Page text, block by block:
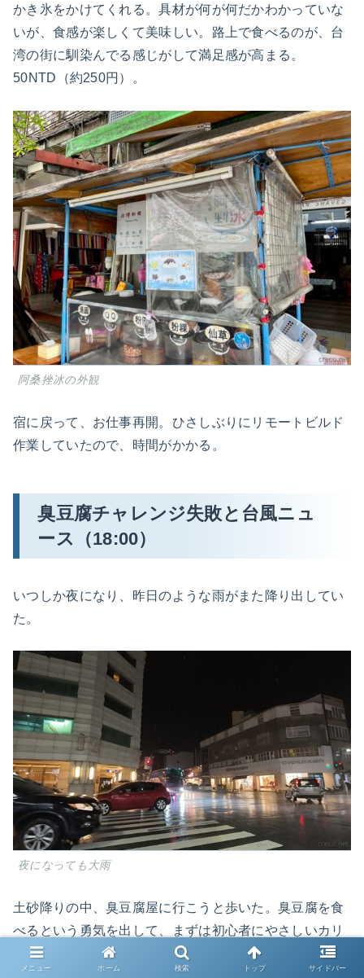
かき氷をかけてくれる。具材が何が何だかわかっていな
いが、食感が楽しくて美味しい。路上で食べるのが、台
湾の街に馴染んでる感じがして満足感が高まる。
50NTD（約250円）。
阿桑挫冰の外観
宿に戻って、お仕事再開。ひさしぶりにリモートビルド
作業していたので、時間がかかる。
臭豆腐チャレンジ失敗と台風ニュ
ース（18:00）
いつしか夜になり、昨日のような雨がまた降り出してい
た。
夜になっても大雨
土砂降りの中、臭豆腐屋に行こうと歩いた。臭豆腐を食
べるという勇気を出して、まずは初心者にやさしいカリ
カリに揚げた臭豆腐からチャレンジするんだという道筋
メニュー ホーム 検索 トップ サイドバー